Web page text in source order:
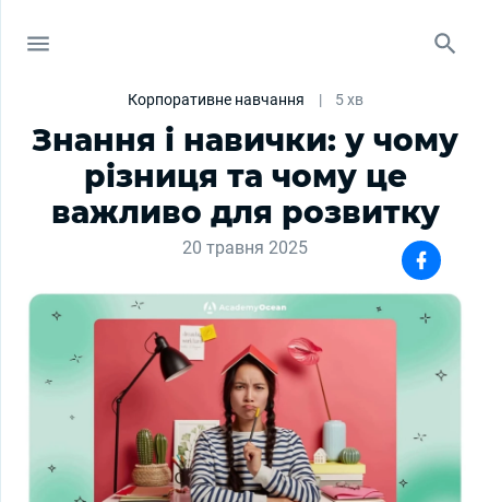
Корпоративне навчання | 5 хв
Знання і навички: у чому
різниця та чому це
важливо для розвитку
20 травня 2025